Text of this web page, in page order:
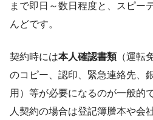
まで即日～数日程度と、スピー
んどです。
契約時には本人確認書類（運転
のコピー、認印、緊急連絡先、
用）等が必要になるのが一般的
人契約の場合は登記簿謄本や会